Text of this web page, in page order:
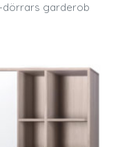
dörrars garderob